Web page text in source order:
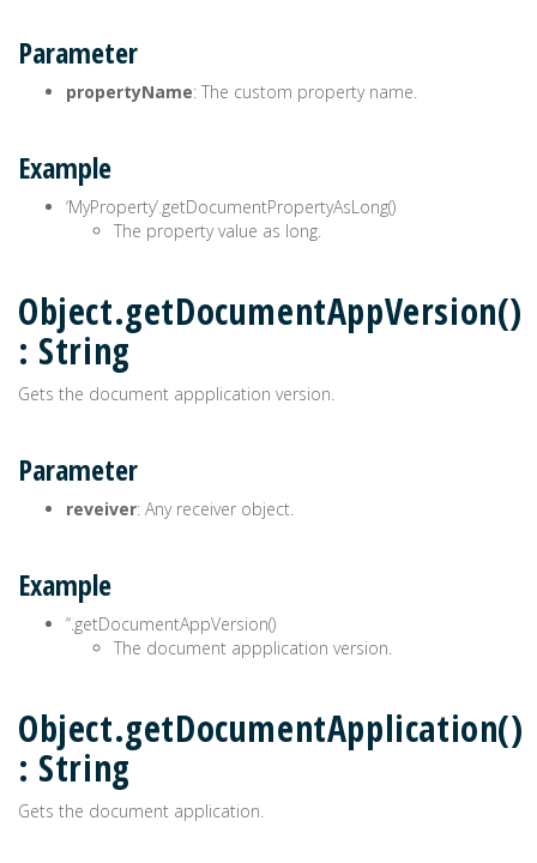
Parameter
propertyName: The custom property name.
Example
‘MyProperty’.getDocumentPropertyAsLong()
The property value as long.
Object.getDocumentAppVersion()
: String
Gets the document appplication version.
Parameter
reveiver: Any receiver object.
Example
’‘.getDocumentAppVersion()
The document appplication version.
Object.getDocumentApplication()
: String
Gets the document application.